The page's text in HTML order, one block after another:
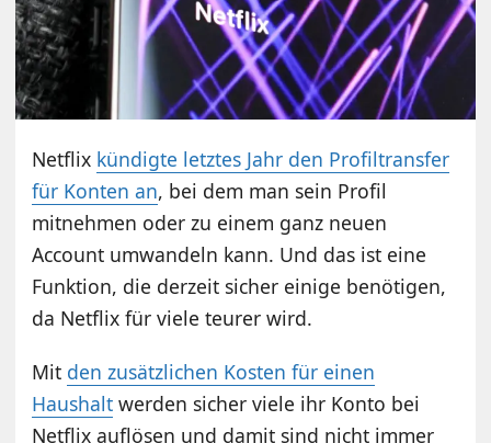
Netflix kündigte letztes Jahr den Profiltransfer
für Konten an, bei dem man sein Profil
mitnehmen oder zu einem ganz neuen
Account umwandeln kann. Und das ist eine
Funktion, die derzeit sicher einige benötigen,
da Netflix für viele teurer wird.
Mit den zusätzlichen Kosten für einen
Haushalt werden sicher viele ihr Konto bei
Netflix auflösen und damit sind nicht immer